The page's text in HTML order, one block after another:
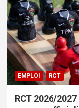
EMPLOI RCT
RCT 2026/